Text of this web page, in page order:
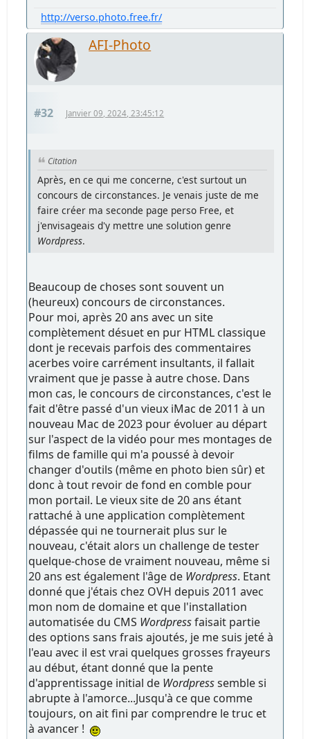
http://verso.photo.free.fr/
AFI-Photo
#32 Janvier 09, 2024, 23:45:12
Citation
Après, en ce qui me concerne, c'est surtout un
concours de circonstances. Je venais juste de me
faire créer ma seconde page perso Free, et
j'envisageais d'y mettre une solution genre
Wordpress.
Beaucoup de choses sont souvent un
(heureux) concours de circonstances.
Pour moi, après 20 ans avec un site
complètement désuet en pur HTML classique
dont je recevais parfois des commentaires
acerbes voire carrément insultants, il fallait
vraiment que je passe à autre chose. Dans
mon cas, le concours de circonstances, c'est le
fait d'être passé d'un vieux iMac de 2011 à un
nouveau Mac de 2023 pour évoluer au départ
sur l'aspect de la vidéo pour mes montages de
films de famille qui m'a poussé à devoir
changer d'outils (même en photo bien sûr) et
donc à tout revoir de fond en comble pour
mon portail. Le vieux site de 20 ans étant
rattaché à une application complètement
dépassée qui ne tournerait plus sur le
nouveau, c'était alors un challenge de tester
quelque-chose de vraiment nouveau, même si
20 ans est également l'âge de Wordpress. Etant
donné que j'étais chez OVH depuis 2011 avec
mon nom de domaine et que l'installation
automatisée du CMS Wordpressfaisait partie
des options sans frais ajoutés, je me suis jeté à
l'eau avec il est vrai quelques grosses frayeurs
au début, étant donné que la pente
d'apprentissage initial de Wordpresssemble si
abrupte à l'amorce...Jusqu'à ce que comme
toujours, on ait fini par comprendre le truc et
à avancer !